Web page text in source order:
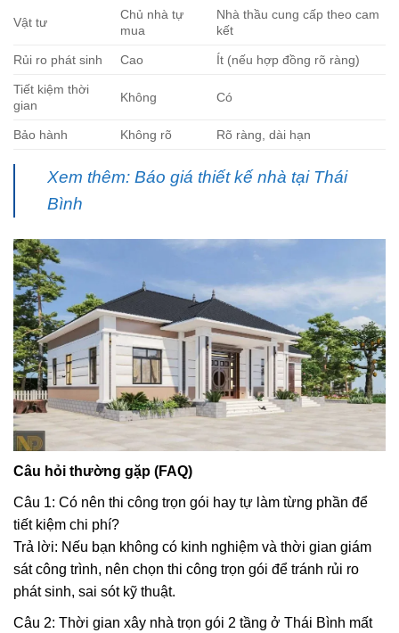
Vật tư
Chủ nhà tự
mua
Nhà thầu cung cấp theo cam
kết
Rủi ro phát sinh Cao Ít (nếu hợp đồng rõ ràng)
Tiết kiệm thời
gian
Không Có
Bảo hành Không rõ Rõ ràng, dài hạn
Xem thêm: Báo giá thiết kế nhà tại Thái
Bình
Câu hỏi thường gặp (FAQ)
Câu 1: Có nên thi công trọn gói hay tự làm từng phần để
tiết kiệm chi phí?
Trả lời: Nếu bạn không có kinh nghiệm và thời gian giám
sát công trình, nên chọn thi công trọn gói để tránh rủi ro
phát sinh, sai sót kỹ thuật.
Câu 2: Thời gian xây nhà trọn gói 2 tầng ở Thái Bình mất